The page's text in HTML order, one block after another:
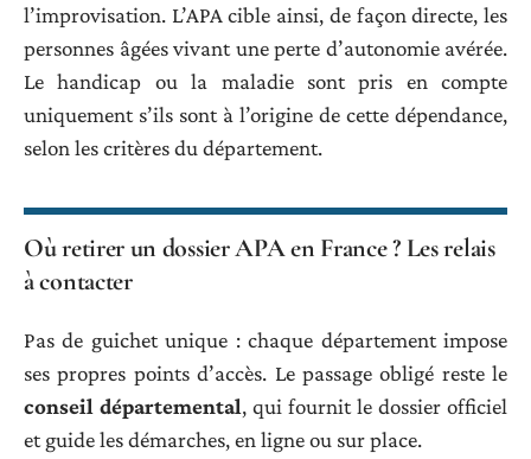
l’improvisation. L’APA cible ainsi, de façon directe, les
personnes âgées vivant une perte d’autonomie avérée.
Le handicap ou la maladie sont pris en compte
uniquement s’ils sont à l’origine de cette dépendance,
selon les critères du département.
Où retirer un dossier APA en France ? Les relais
à contacter
Pas de guichet unique : chaque département impose
ses propres points d’accès. Le passage obligé reste le
conseil départemental, qui fournit le dossier officiel
et guide les démarches, en ligne ou sur place.